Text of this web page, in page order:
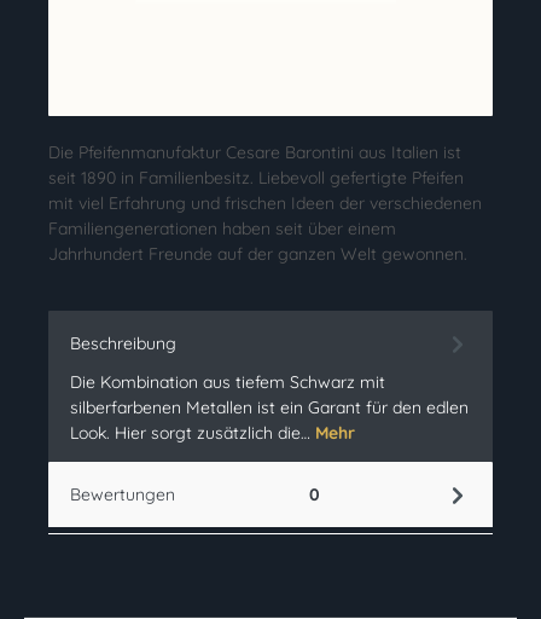
Die Pfeifenmanufaktur Cesare Barontini aus Italien ist
seit 1890 in Familienbesitz. Liebevoll gefertigte Pfeifen
mit viel Erfahrung und frischen Ideen der verschiedenen
Familiengenerationen haben seit über einem
Jahrhundert Freunde auf der ganzen Welt gewonnen.
Beschreibung
Die Kombination aus tiefem Schwarz mit
silberfarbenen Metallen ist ein Garant für den edlen
Look. Hier sorgt zusätzlich die… Mehr
Bewertungen 0